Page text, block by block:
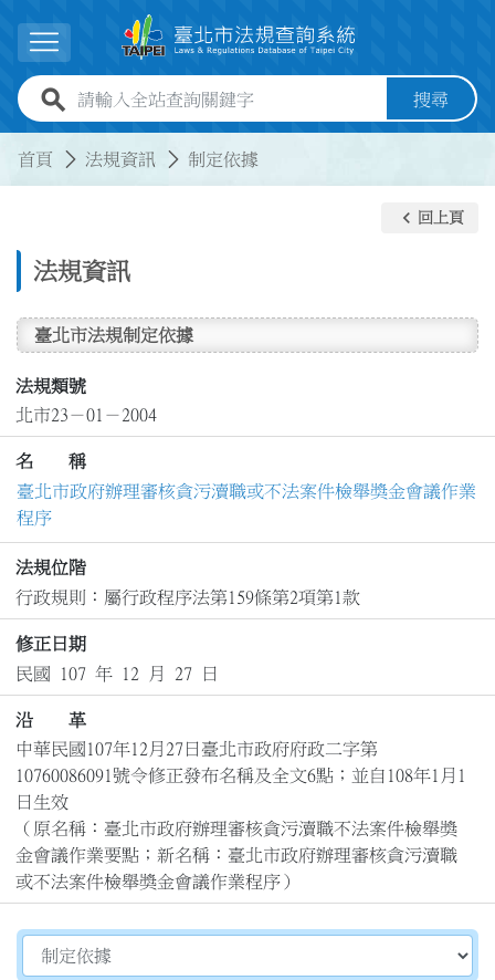
展開選單
全站查詢關鍵字欄位 搜尋
首頁 法規資訊 制定依據
法規資訊
keyboard_arrow_left 回上頁
臺北市法規制定依據
法規類號
北市23－01－2004
名 稱
臺北市政府辦理審核貪污瀆職或不法案件檢舉獎金會議作業
程序
法規位階
行政規則：屬行政程序法第159條第2項第1款
修正日期
民國 107 年 12 月 27 日
沿 革
中華民國107年12月27日臺北市政府府政二字第
10760086091號令修正發布名稱及全文6點；並自108年1月1
日生效
（原名稱：臺北市政府辦理審核貪污瀆職不法案件檢舉獎
金會議作業要點；新名稱：臺北市政府辦理審核貪污瀆職
或不法案件檢舉獎金會議作業程序）
切換選擇法規資訊內容